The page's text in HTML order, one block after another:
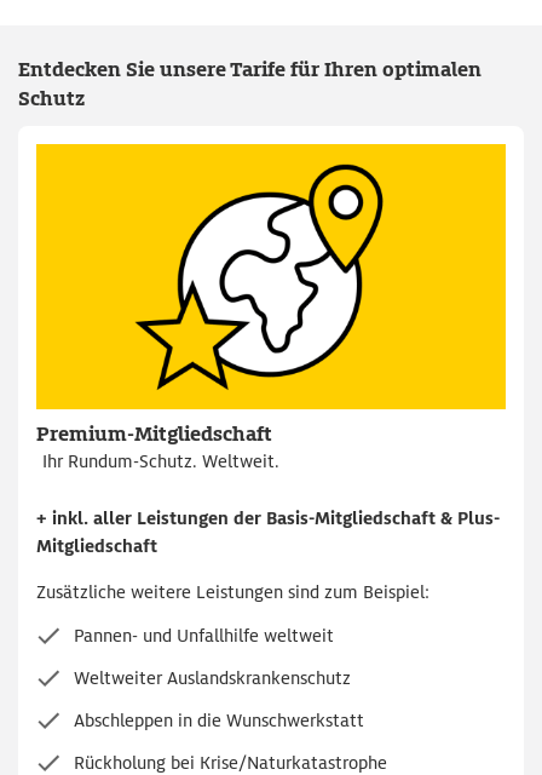
Entdecken Sie unsere Tarife für Ihren optimalen
Schutz
Premium-Mitgliedschaft
Ihr Rundum-Schutz. Weltweit.
+ inkl. aller Leistungen der Basis-Mitgliedschaft & Plus-
Mitgliedschaft
Zusätzliche weitere Leistungen sind zum Beispiel:
Pannen- und Unfallhilfe weltweit
Weltweiter Auslandskrankenschutz
Abschleppen in die Wunschwerkstatt
Rückholung bei Krise/Naturkatastrophe